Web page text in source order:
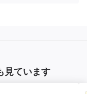
見ています